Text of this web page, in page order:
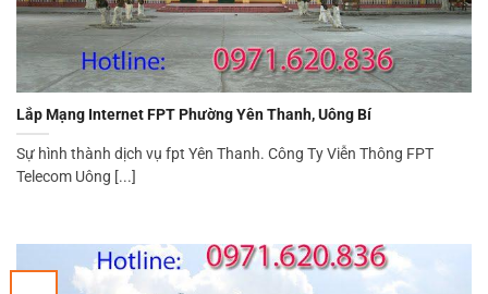
Lắp Mạng Internet FPT Phường Yên Thanh, Uông Bí
Sự hình thành dịch vụ fpt Yên Thanh. Công Ty Viễn Thông FPT
Telecom Uông [...]